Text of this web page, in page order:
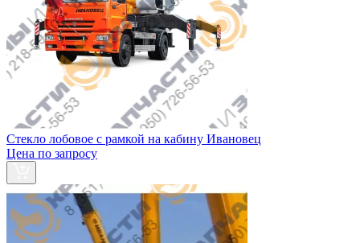
Стекло лобовое с рамкой на кабину Ивановец
Цена по запросу